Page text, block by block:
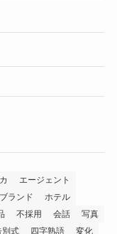
エージェント
ブランド
ホテル
不採用 会話
写真
別式 四字熟語 変化